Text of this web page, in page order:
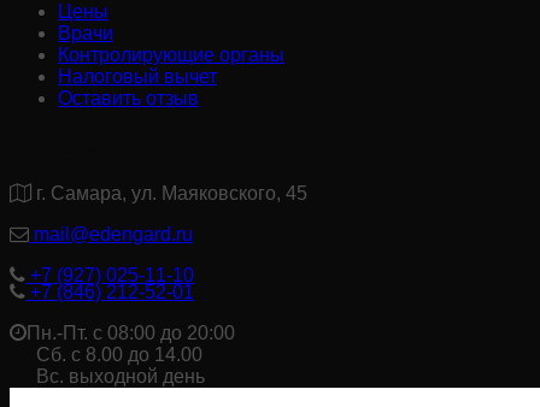
Цены
Врачи
Контролирующие органы
Налоговый вычет
Оставить отзыв
г. Самара, ул. Маяковского, 45
mail@edengard.ru
+7 (927) 025-11-10
+7 (846) 212-52-01
Пн.-Пт. с 08:00 до 20:00
Сб. с 8.00 до 14.00
Вс. выходной день